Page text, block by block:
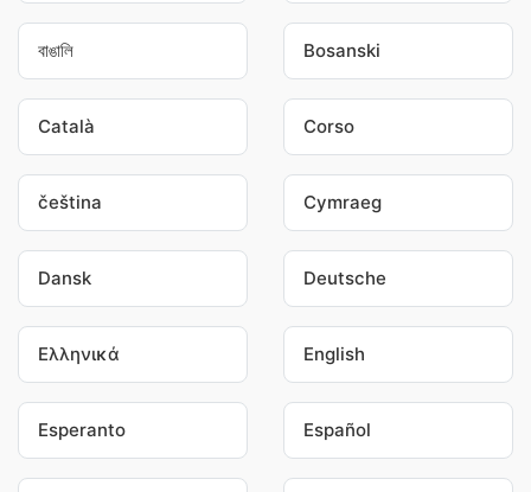
বাঙালি Bosanski
Català Corso
čeština Cymraeg
Dansk Deutsche
Ελληνικά English
Esperanto Español